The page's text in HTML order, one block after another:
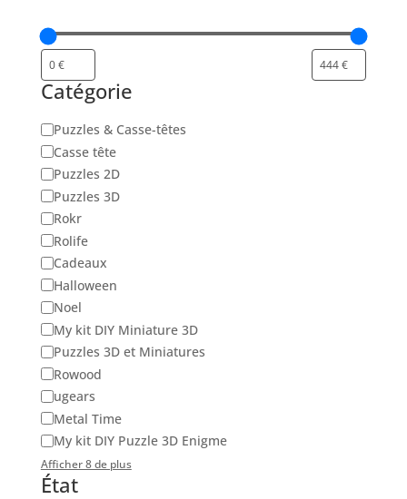
Catégorie
Catégorie
Puzzles & Casse-têtes
Casse tête
Puzzles 2D
Puzzles 3D
Rokr
Rolife
Cadeaux
Halloween
Noel
My kit DIY Miniature 3D
Puzzles 3D et Miniatures
Rowood
ugears
Metal Time
My kit DIY Puzzle 3D Enigme
Afficher 8 de plus
État